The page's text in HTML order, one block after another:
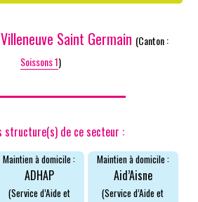
Villeneuve Saint Germain (Canton :
Soissons 1)
structure(s) de ce secteur :
Maintien à domicile :
ADHAP
(Service d’Aide et
Maintien à domicile :
Aid’Aisne
(Service d’Aide et